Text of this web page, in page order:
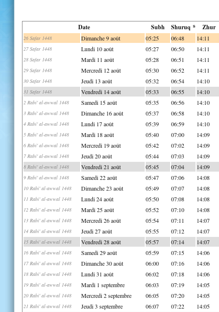
Date Subh Shuruq * Zhur
26 Safar 1448 Dimanche 9 août 05:25 06:48 14:11
27 Safar 1448 Lundi 10 août 05:27 06:50 14:11
28 Safar 1448 Mardi 11 août 05:28 06:51 14:11
29 Safar 1448 Mercredi 12 août 05:30 06:52 14:11
30 Safar 1448 Jeudi 13 août 05:32 06:54 14:10
31 Safar 1448 Vendredi 14 août 05:33 06:55 14:10
2 Rabi' al-awwal 1448 Samedi 15 août 05:35 06:56 14:10
3 Rabi' al-awwal 1448 Dimanche 16 août 05:37 06:58 14:10
4 Rabi' al-awwal 1448 Lundi 17 août 05:39 06:59 14:10
5 Rabi' al-awwal 1448 Mardi 18 août 05:40 07:00 14:09
6 Rabi' al-awwal 1448 Mercredi 19 août 05:42 07:02 14:09
7 Rabi' al-awwal 1448 Jeudi 20 août 05:44 07:03 14:09
8 Rabi' al-awwal 1448 Vendredi 21 août 05:45 07:04 14:09
9 Rabi' al-awwal 1448 Samedi 22 août 05:47 07:06 14:08
10 Rabi' al-awwal 1448 Dimanche 23 août 05:49 07:07 14:08
11 Rabi' al-awwal 1448 Lundi 24 août 05:50 07:08 14:08
12 Rabi' al-awwal 1448 Mardi 25 août 05:52 07:10 14:08
13 Rabi' al-awwal 1448 Mercredi 26 août 05:54 07:11 14:07
14 Rabi' al-awwal 1448 Jeudi 27 août 05:55 07:12 14:07
15 Rabi' al-awwal 1448 Vendredi 28 août 05:57 07:14 14:07
16 Rabi' al-awwal 1448 Samedi 29 août 05:59 07:15 14:06
17 Rabi' al-awwal 1448 Dimanche 30 août 06:00 07:16 14:06
18 Rabi' al-awwal 1448 Lundi 31 août 06:02 07:18 14:06
19 Rabi' al-awwal 1448 Mardi 1 septembre 06:03 07:19 14:05
20 Rabi' al-awwal 1448 Mercredi 2 septembre 06:05 07:20 14:05
21 Rabi' al-awwal 1448 Jeudi 3 septembre 06:07 07:22 14:05